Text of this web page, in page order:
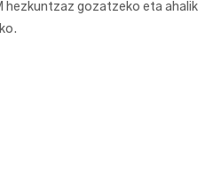
hezkuntzaz gozatzeko eta ahalik